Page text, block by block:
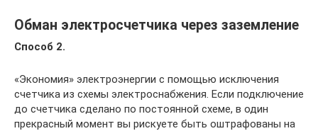
Обман электросчетчика через заземление
Способ 2.
«Экономия» электроэнергии с помощью исключения
счетчика из схемы электроснабжения. Если подключение
до счетчика сделано по постоянной схеме, в один
прекрасный момент вы рискуете быть оштрафованы на